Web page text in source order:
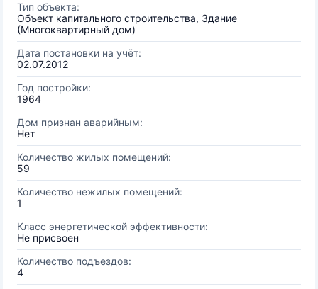
Тип объекта:
Объект капитального строительства, Здание
(Многоквартирный дом)
Дата постановки на учёт:
02.07.2012
Год постройки:
1964
Дом признан аварийным:
Нет
Количество жилых помещений:
59
Количество нежилых помещений:
1
Класс энергетической эффективности:
Не присвоен
Количество подъездов:
4